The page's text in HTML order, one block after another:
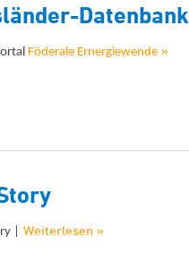
Datenbank
Föderale Ernergiewende »
Weiterlesen »